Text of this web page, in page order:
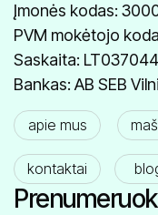
Įmonės kodas:
PVM mokėtojo
Saskaita:
Bankas: AB SEB
apie mus
kontaktai